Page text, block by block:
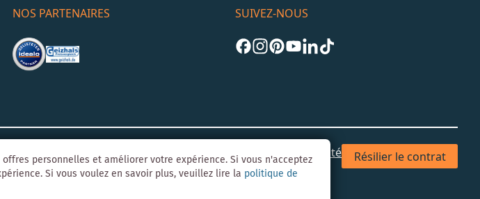
NOS PARTENAIRES SUIVEZ-NOUS
Mentions légales CGV Confidentialité & Sécurité Résilier le contrat
personnelles et améliorer votre expérience. Si vous n'acceptez
Si vous voulez en savoir plus, veuillez lire la politique de